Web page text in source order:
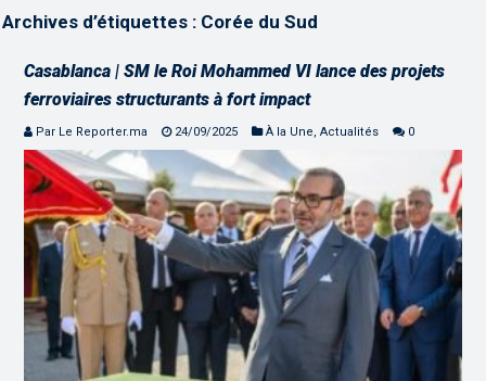
CAN féminine Maroc 2026 | Le Maroc se qualifie pour les quarts après un
Archives d’étiquettes : Corée du Sud
Casablanca | SM le Roi Mohammed VI lance des projets
ferroviaires structurants à fort impact
Par Le Reporter.ma 24/09/2025 À la Une,Actualités 0